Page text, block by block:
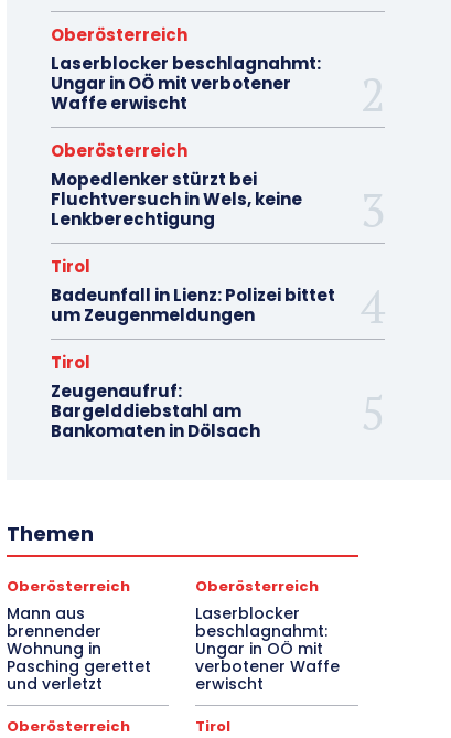
Oberösterreich
Laserblocker beschlagnahmt:
Ungar in OÖ mit verbotener
Waffe erwischt
Oberösterreich
Mopedlenker stürzt bei
Fluchtversuch in Wels, keine
Lenkberechtigung
Tirol
Badeunfall in Lienz: Polizei bittet
um Zeugenmeldungen
Tirol
Zeugenaufruf:
Bargelddiebstahl am
Bankomaten in Dölsach
Themen
Oberösterreich
Mann aus
brennender
Wohnung in
Pasching gerettet
und verletzt
Oberösterreich
Laserblocker
beschlagnahmt:
Ungar in OÖ mit
verbotener Waffe
erwischt
Oberösterreich Tirol